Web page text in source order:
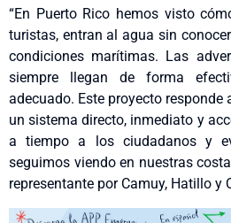
“En Puerto Rico hemos visto
turistas, entran al agua sin
condiciones marítimas. Las
siempre llegan de forma
adecuado. Este proyecto responde
un sistema directo, inmediato y
a tiempo a los ciudadanos y
seguimos viendo en nuestras
representante por Camuy, Hatillo y